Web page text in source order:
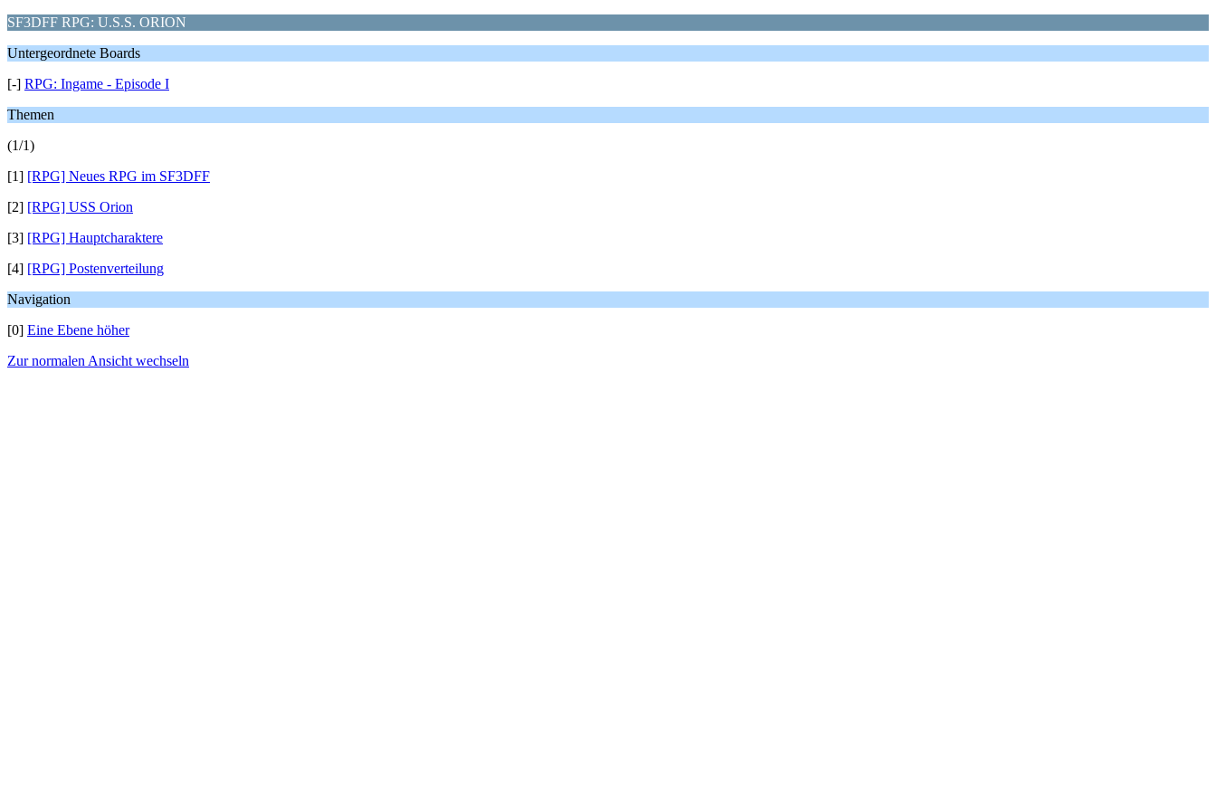
SF3DFF RPG: U.S.S. ORION
Untergeordnete Boards
[-] RPG: Ingame - Episode I
Themen
(1/1)
[1] [RPG] Neues RPG im SF3DFF
[2] [RPG] USS Orion
[3] [RPG] Hauptcharaktere
[4] [RPG] Postenverteilung
Navigation
[0] Eine Ebene höher
Zur normalen Ansicht wechseln